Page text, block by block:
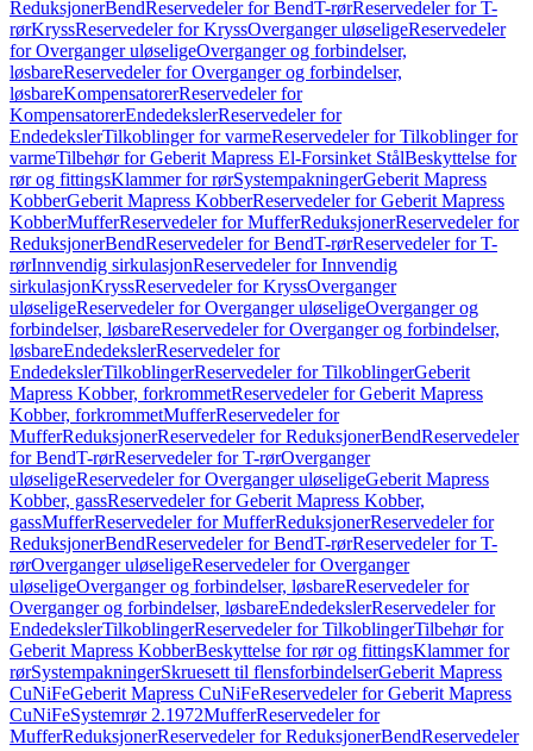
ReduksjonerBendReservedeler for BendT-rørReservedeler for T-
rørKryssReservedeler for KryssOverganger uløseligeReservedeler
for Overganger uløseligeOverganger og forbindelser,
løsbareReservedeler for Overganger og forbindelser,
løsbareKompensatorerReservedeler for
KompensatorerEndedekslerReservedeler for
EndedekslerTilkoblinger for varmeReservedeler for Tilkoblinger for
varmeTilbehør for Geberit Mapress El-Forsinket StålBeskyttelse for
rør og fittingsKlammer for rørSystempakningerGeberit Mapress
KobberGeberit Mapress KobberReservedeler for Geberit Mapress
KobberMufferReservedeler for MufferReduksjonerReservedeler for
ReduksjonerBendReservedeler for BendT-rørReservedeler for T-
rørInnvendig sirkulasjonReservedeler for Innvendig
sirkulasjonKryssReservedeler for KryssOverganger
uløseligeReservedeler for Overganger uløseligeOverganger og
forbindelser, løsbareReservedeler for Overganger og forbindelser,
løsbareEndedekslerReservedeler for
EndedekslerTilkoblingerReservedeler for TilkoblingerGeberit
Mapress Kobber, forkrommetReservedeler for Geberit Mapress
Kobber, forkrommetMufferReservedeler for
MufferReduksjonerReservedeler for ReduksjonerBendReservedeler
for BendT-rørReservedeler for T-rørOverganger
uløseligeReservedeler for Overganger uløseligeGeberit Mapress
Kobber, gassReservedeler for Geberit Mapress Kobber,
gassMufferReservedeler for MufferReduksjonerReservedeler for
ReduksjonerBendReservedeler for BendT-rørReservedeler for T-
rørOverganger uløseligeReservedeler for Overganger
uløseligeOverganger og forbindelser, løsbareReservedeler for
Overganger og forbindelser, løsbareEndedekslerReservedeler for
EndedekslerTilkoblingerReservedeler for TilkoblingerTilbehør for
Geberit Mapress KobberBeskyttelse for rør og fittingsKlammer for
rørSystempakningerSkruesett til flensforbindelserGeberit Mapress
CuNiFeGeberit Mapress CuNiFeReservedeler for Geberit Mapress
CuNiFeSystemrør 2.1972MufferReservedeler for
MufferReduksjonerReservedeler for ReduksjonerBendReservedeler